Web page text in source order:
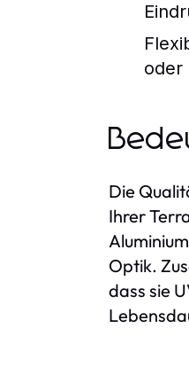
oder
Die
Ihrer
Optik.
dass sie